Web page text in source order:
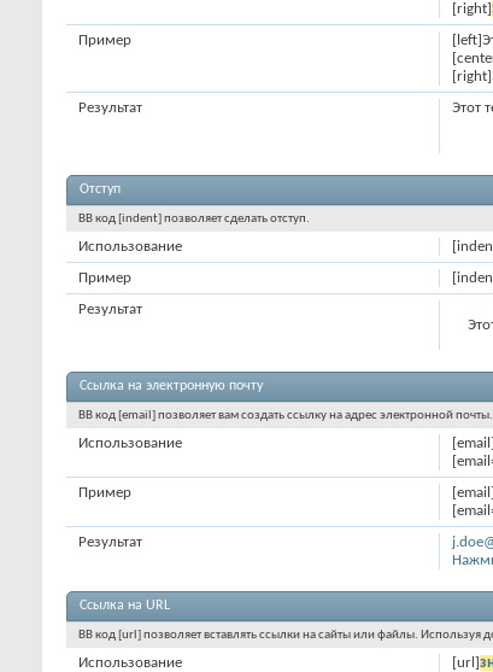
[right]
Пример
Этот
Результат
Отступ
BB код [indent] позволяет сделать отступ.
Использование
Пример
Результат
Ссылка на электронную почту
BB код [email] позволяет вам создать ссылку на адрес электронной
[email]
Использование
Пример
Результат
Ссылка на URL
BB код [url] позволяет вставлять ссылки на сайты или файлы.
[url]
Использование